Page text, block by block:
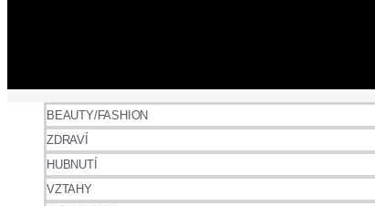
BEAUTY/FASHION
ZDRAVÍ
HUBNUTÍ
VZTAHY